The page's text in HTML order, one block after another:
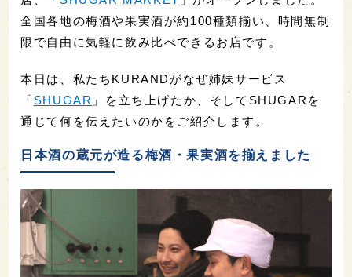
全国各地の梅酒や果実酒が約100種類揃い、時間無制
限で自由に気軽に飲み比べできるお店です。
本日は、私たちKURANDがなぜ姉妹サービス
「 SHUGAR 」を立ち上げたか、そしてSHUGARを
通じて何を伝えたいのかをご紹介します。
日本酒の蔵元が造る梅酒・果実酒を揃えました